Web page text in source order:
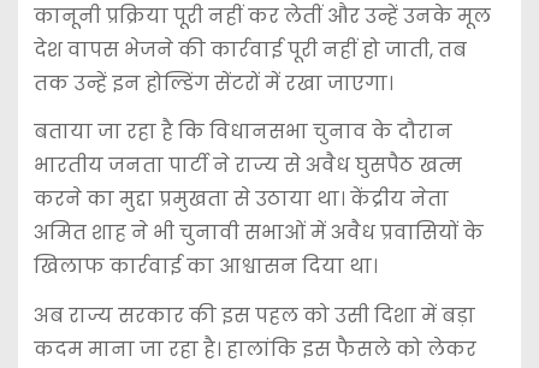
कानूनी प्रक्रिया पूरी नहीं कर लेतीं और उन्हें उनके मूल
देश वापस भेजने की कार्रवाई पूरी नहीं हो जाती, तब
तक उन्हें इन होल्डिंग सेंटरों में रखा जाएगा।
बताया जा रहा है कि विधानसभा चुनाव के दौरान
भारतीय जनता पार्टीने राज्य से अवैध घुसपैठ खत्म
करने का मुद्दा प्रमुखता से उठाया था। केंद्रीय नेता
अमित शाहने भी चुनावी सभाओं में अवैध प्रवासियों के
खिलाफ कार्रवाई का आश्वासन दिया था।
अब राज्य सरकार की इस पहल को उसी दिशा में बड़ा
कदम माना जा रहा है। हालांकि इस फैसले को लेकर